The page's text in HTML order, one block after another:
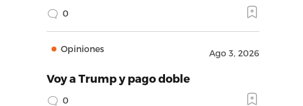
0
Opiniones Ago 3, 2026
Voy a Trump y pago doble
0